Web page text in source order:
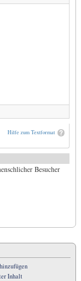
Hilfe zum Textformat
Besucher
Inhalt